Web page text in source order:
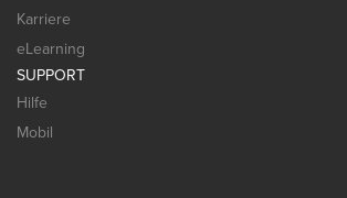
Karriere
eLearning
SUPPORT
Hilfe
Mobil